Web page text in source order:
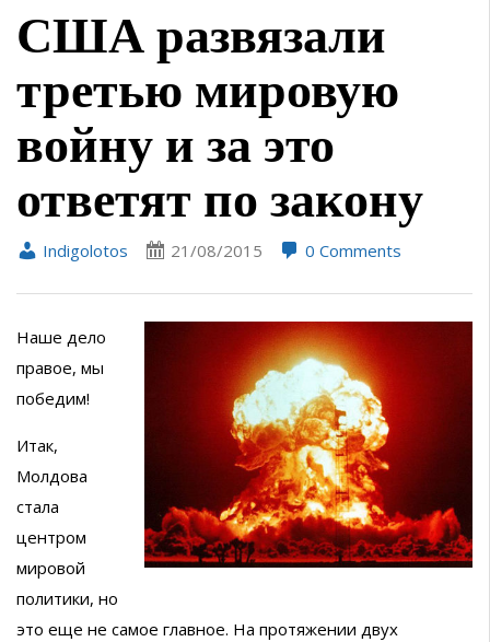
США развязали
третью мировую
войну и за это
ответят по закону
Indigolotos 21/08/2015 0 Comments
Наше дело
правое, мы
победим!
Итак,
Молдова
стала
центром
мировой
политики, но
это еще не самое главное. На протяжении двух